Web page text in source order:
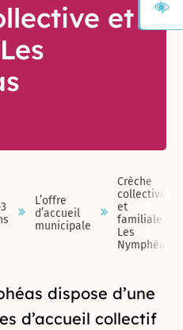
et
L’offre
d’accueil
municipale
Crèche
collective
et
familiale
Les
Nymphéas
la page
dispose d’une
d’accueil collectif